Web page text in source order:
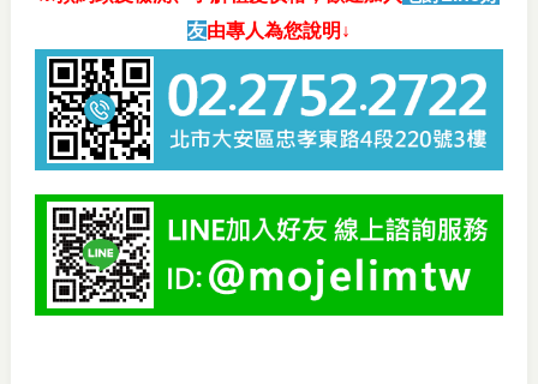
友由專人為您說明↓